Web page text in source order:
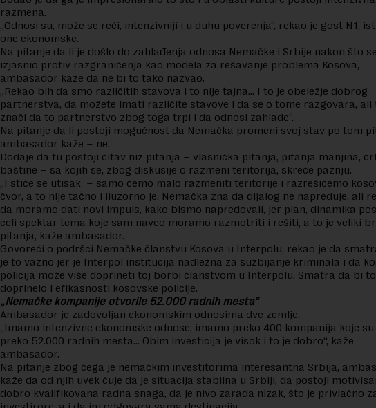
razmena.
„Odnosi su, može se reći, intenzivniji i u duhu poverenja“, rekao je gost N1,
one ekonomske.
Na pitanje da li je došlo do zahlađenja odnosa Nemačke i Srbije nakon što
izjasnio protiv razgraničenja kao modela za rešavanje problema Kosova,
ambasador kaže da ne bi to tako nazvao.
„Rekao bih da smo različitih stavova i to nije tajna… I to je obeležje dobrog
partnerstva, da možete imati različite stavove i da se o tome razgovara, ali
znači da to partnerstvo zbog toga trpi i da odnosi zahlade“.
Na pitanje da li postoji mogućnost da Nemačka promeni svoj stav po tom
ambasador kaže – ne.
Dodaje da tu postoji čitav niz pitanja – vlasnička pitanja, pitanja manjina,
baštine – sa kojih se, zbog diskusije o razmeni teritorija, skreće pažnju.
„I stiče se utisak – samo ćemo malo razmeniti teritorije i razrešićemo
čvor, a to nije tačno i iluzorno je. Nemačka zna da dijalog ne napreduje, ali
da moramo dati novi impuls, kako bismo napredovali, jer plan, dinamika
celi spektar tema koje sam naveo moramo razmotriti i rešiti, a to je veliki
pitanja, kaže ambasador.
Govoreći o podršci Nemačke članstvu Kosova u Interpolu, rekao je da
je to važno jer je Interpol institucija nadležna za suzbijanje kriminala i da
policija može više doprineti toj borbi članstvom u Interpolu. Smatra da bi to
doprinelo i efikasnosti kosovske policije.
„Nemačke kompanije otvorile 52.000 radnih mesta“
Ambasador je zadovoljan ekonomskim odnosima dve zemlje.
„Imamo intenzivne ekonomske odnose, imamo preko 400 kompanija koje
preko 52.000 radnih mesta… Obim investicija je visok i to je dobro“, kaže
ambasador.
Na pitanje zbog čega je nemačkim investitorima interesantna Srbija,
kaže da od njih uvek čuje da je situacija stabilna u Srbiji, da postoji
dobro kvalifikovana radna snaga, da je nivo zarada nizak, što je privlačno